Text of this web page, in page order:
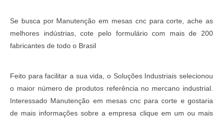
Se busca por Manutenção em mesas cnc para corte, ache as
melhores indústrias, cote pelo formulário com mais de 200
fabricantes de todo o Brasil
Feito para facilitar a sua vida, o Soluções Industriais selecionou
o maior número de produtos referência no mercano industrial.
Interessado Manutenção em mesas cnc para corte e gostaria
de mais informações sobre a empresa clique em um ou mais